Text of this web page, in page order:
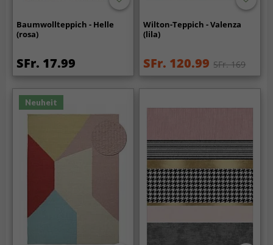
Baumwollteppich - Helle
(rosa)
SFr. 17.99
Wilton-Teppich - Valenza
(lila)
SFr. 120.99 SFr. 169
Neuheit